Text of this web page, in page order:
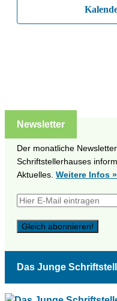
Newsletter
Der monatliche
Schriftstellerhauses
Aktuelles. Weitere Infos »
Das Junge